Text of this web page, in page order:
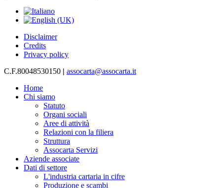
Disclaimer
Credits
Privacy policy
C.F.80048530150 | assocarta@assocarta.it
Home
Chi siamo
Statuto
Organi sociali
Aree di attività
Relazioni con la filiera
Struttura
Assocarta Servizi
Aziende associate
Dati di settore
L'industria cartaria in cifre
Produzione e scambi